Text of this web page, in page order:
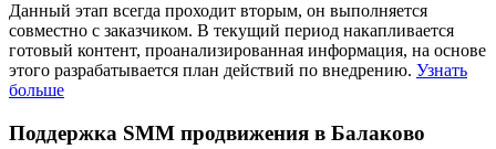
Данный этап всегда проходит вторым, он выполняется
совместно с заказчиком. В текущий период накапливается
готовый контент, проанализированная информация, на основе
этого разрабатывается план действий по внедрению. Узнать
больше
Поддержка SMM продвижения в Балаково